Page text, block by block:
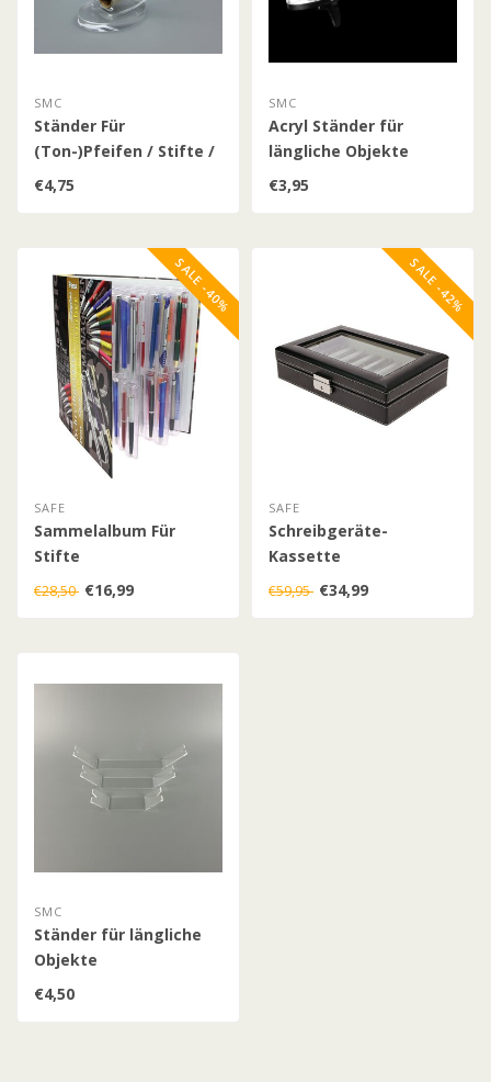
SMC
Ständer Für
(Ton-)Pfeifen / Stifte /
längliche Objekte
€4,75
SMC
Acryl Ständer für
längliche Objekte
€3,95
SALE -40%
SAFE
Sammelalbum Für
Stifte
€28,50 €16,99
SALE -42%
SAFE
Schreibgeräte-
Kassette
€59,95 €34,99
SMC
Ständer für längliche
Objekte
€4,50